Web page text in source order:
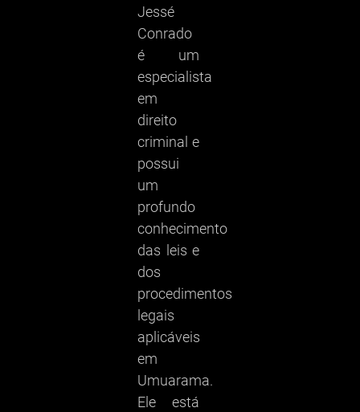
Jessé
Conrado
é um
especialista
em
direito
criminal e
possui
um
profundo
conhecimento
das leis e
dos
procedimentos
legais
aplicáveis
em
Umuarama.
Ele está